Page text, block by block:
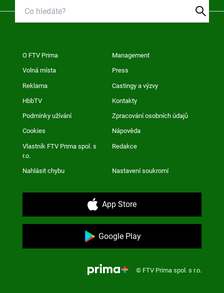
O FTV Prima Management
Volná místa Press
Reklama Castingy a výzvy
HbbTV Kontakty
Podmínky užívání Zpracování osobních údajů
Cookies Nápověda
Vlastník FTV Prima spol. s
r.o.
Redakce
Nahlásit chybu Nastavení soukromí
App Store
Google Play
© FTV Prima spol. s r.o.